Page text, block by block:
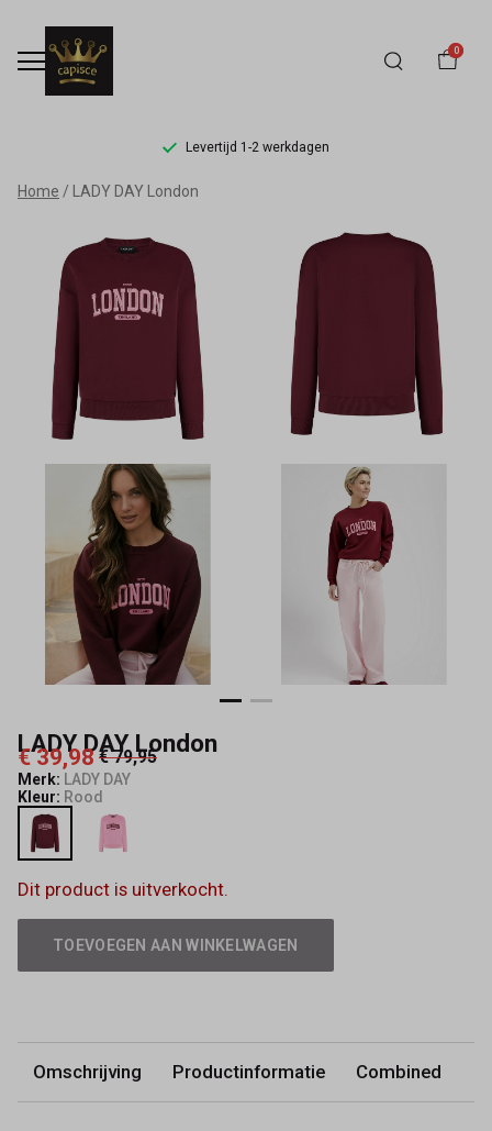
0
Levertijd 1-2 werkdagen
LADY
DAY
London
Capisce
Mode
Home LADY DAY London
LADY DAY London
€ 39,98 € 79,95
Merk: LADY DAY
Kleur: Rood
Dit product is uitverkocht.
TOEVOEGEN AAN WINKELWAGEN
Omschrijving Productinformatie Combined